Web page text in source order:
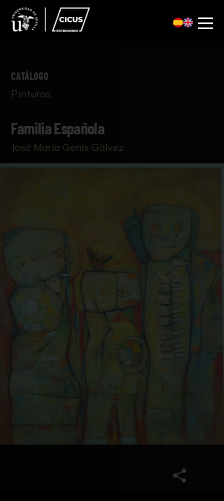
CATÁLOGO
Pinturas
Familia Española
José María Genis Gálvez